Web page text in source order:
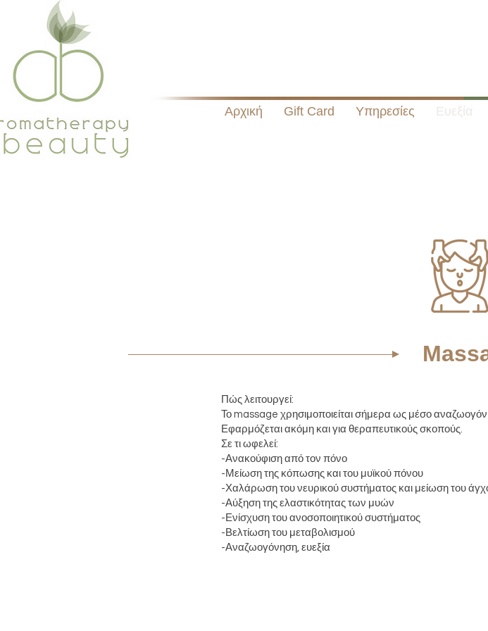
Αρχική Gift Card Υπηρεσίες Ευεξία
Πώς λειτουργεί:
Το massage χρησιμοποιείται σήμερα ως μέσο
Εφαρμόζεται ακόμη και για θεραπευτικούς σκοπούς.
Σε τι ωφελεί:
-Ανακούφιση από τον πόνο
-Μείωση της κόπωσης και του μυϊκού πόνου
-Χαλάρωση του νευρικού συστήματος και μείωση του
-Αύξηση της ελαστικότητας των μυών
-Ενίσχυση του ανοσοποιητικού συστήματος
-Βελτίωση του μεταβολισμού
-Αναζωογόνηση, ευεξία